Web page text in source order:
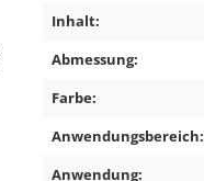
Inhalt:
Abmessung:
Farbe:
Anwendungsbereich:
Anwendung: